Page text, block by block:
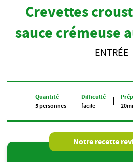
Crevettes
sauce crémeuse
ENTRÉE
Quantité
5 personnes
Difficulté
facile
Notre recette